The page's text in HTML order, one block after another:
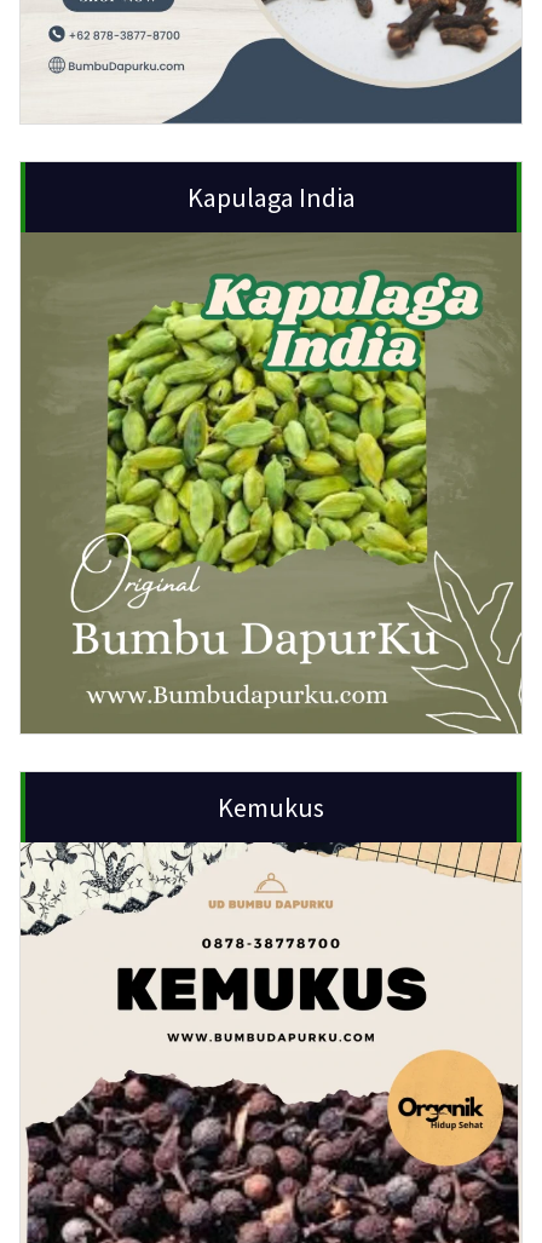
Kapulaga India
Kemukus